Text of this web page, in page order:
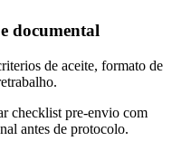
documental
de aceite, formato de
checklist pre-envio com
antes de protocolo.